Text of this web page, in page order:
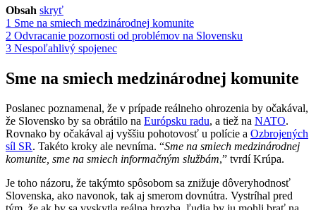
Obsah skryť
1 Sme na smiech medzinárodnej komunite
2 Odvracanie pozornosti od problémov na Slovensku
3 Nespoľahlivý spojenec
Sme na smiech medzinárodnej komunite
Poslanec poznamenal, že v prípade reálneho ohrozenia by očakával,
že Slovensko by sa obrátilo na Európsku radu, a tiež na NATO.
Rovnako by očakával aj vyššiu pohotovosť u polície a Ozbrojených
síl SR. Takéto kroky ale nevníma. “Sme na smiech medzinárodnej
komunite, sme na smiech informačným službám,” tvrdí Krúpa.
Je toho názoru, že takýmto spôsobom sa znižuje dôveryhodnosť
Slovenska, ako navonok, tak aj smerom dovnútra. Vystríhal pred